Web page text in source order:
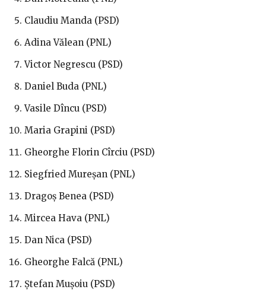
Claudiu Manda (PSD)
Adina Vălean (PNL)
Victor Negrescu (PSD)
Daniel Buda (PNL)
Vasile Dîncu (PSD)
Maria Grapini (PSD)
Gheorghe Florin Cîrciu (PSD)
Siegfried Mureșan (PNL)
Dragoș Benea (PSD)
Mircea Hava (PNL)
Dan Nica (PSD)
Gheorghe Falcă (PNL)
Ștefan Mușoiu (PSD)